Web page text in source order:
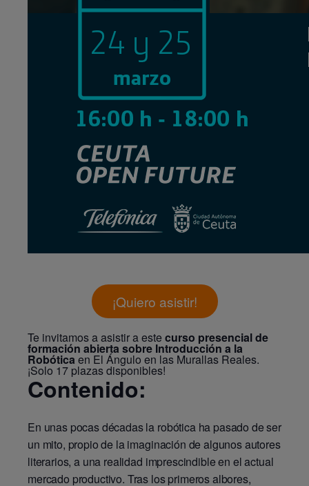
¡Quiero asistir!
Te invitamos a asistir a este curso presencial de
formación abierta sobre Introducción a la
Robótica en El Ángulo en las Murallas Reales.
¡Solo 17 plazas disponibles!
Contenido:
En unas pocas décadas la robótica ha pasado de ser
un mito, propio de la imaginación de algunos autores
literarios, a una realidad imprescindible en el actual
mercado productivo. Tras los primeros albores,